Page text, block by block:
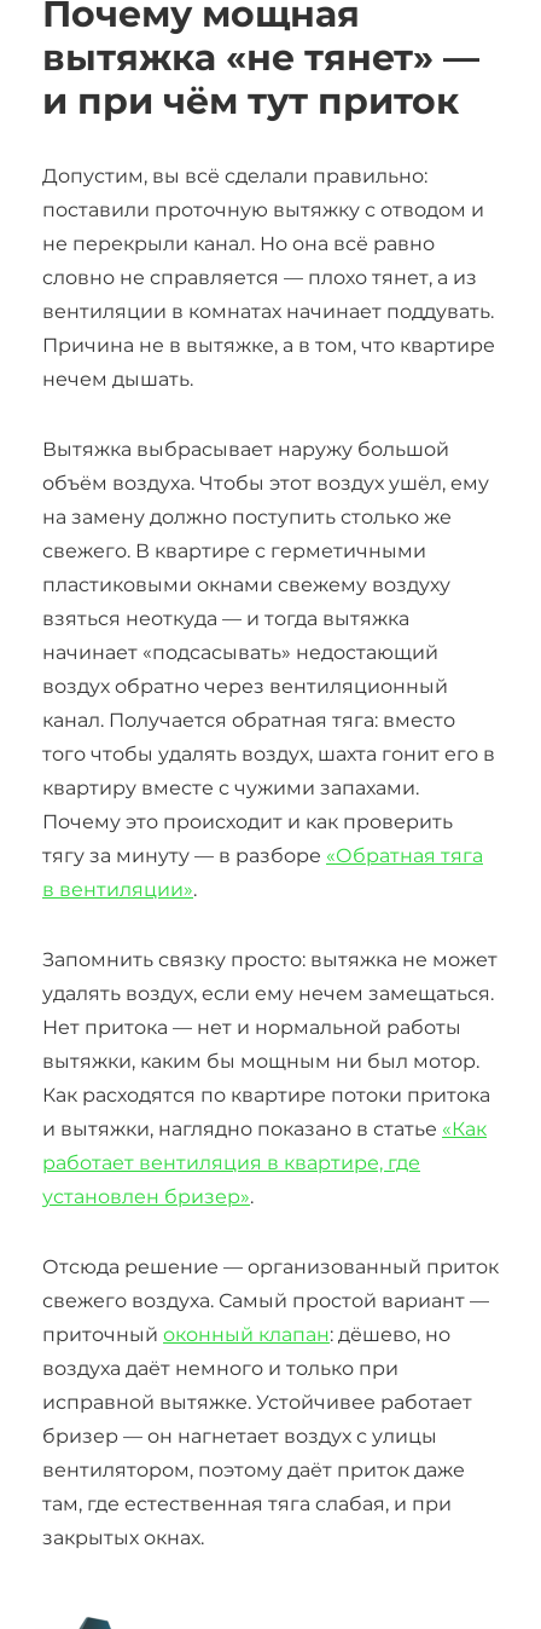
Почему мощная
вытяжка «не тянет» —
и при чём тут приток
Допустим, вы всё сделали правильно:
поставили проточную вытяжку с отводом и
не перекрыли канал. Но она всё равно
словно не справляется — плохо тянет, а из
вентиляции в комнатах начинает поддувать.
Причина не в вытяжке, а в том, что квартире
нечем дышать.
Вытяжка выбрасывает наружу большой
объём воздуха. Чтобы этот воздух ушёл, ему
на замену должно поступить столько же
свежего. В квартире с герметичными
пластиковыми окнами свежему воздуху
взяться неоткуда — и тогда вытяжка
начинает «подсасывать» недостающий
воздух обратно через вентиляционный
канал. Получается обратная тяга: вместо
того чтобы удалять воздух, шахта гонит его в
квартиру вместе с чужими запахами.
Почему это происходит и как проверить
тягу за минуту — в разборе «Обратная тяга
в вентиляции».
Запомнить связку просто: вытяжка не может
удалять воздух, если ему нечем замещаться.
Нет притока — нет и нормальной работы
вытяжки, каким бы мощным ни был мотор.
Как расходятся по квартире потоки притока
и вытяжки, наглядно показано в статье «Как
работает вентиляция в квартире, где
установлен бризер».
Отсюда решение — организованный приток
свежего воздуха. Самый простой вариант —
приточный оконный клапан: дёшево, но
воздуха даёт немного и только при
исправной вытяжке. Устойчивее работает
бризер — он нагнетает воздух с улицы
вентилятором, поэтому даёт приток даже
там, где естественная тяга слабая, и при
закрытых окнах.